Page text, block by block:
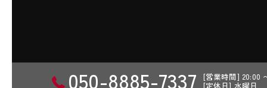
050-8885-7337 [営業時間] 20:00
[定休日] 水曜日